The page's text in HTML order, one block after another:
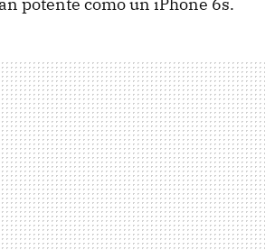
potente como un iPhone 6s.